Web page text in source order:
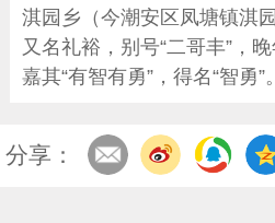
淇园乡（今潮安区凤塘镇淇
又名礼裕，别号“二哥丰”，
嘉其“有智有勇”，得名“智勇”。
分享：